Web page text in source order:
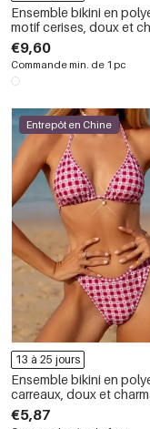
Ensemble bikini en
motif cerises, doux et
€9,60
Commande min. de 1 pc
Entrepôt en Chine
13 à 25 jours
Ensemble bikini en
carreaux, doux et
€5,87